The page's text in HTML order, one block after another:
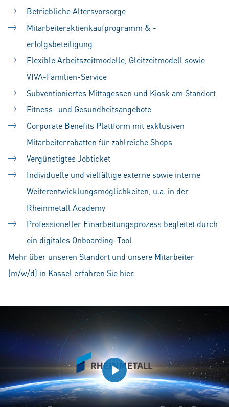
Betriebliche Altersvorsorge
Mitarbeiteraktienkaufprogramm & -
erfolgsbeteiligung
Flexible Arbeitszeitmodelle, Gleitzeitmodell sowie
VIVA-Familien-Service
Subventioniertes Mittagessen und Kiosk am Standort
Fitness- und Gesundheitsangebote
Corporate Benefits Plattform mit exklusiven
Mitarbeiterrabatten für zahlreiche Shops
Vergünstigtes Jobticket
Individuelle und vielfältige externe sowie interne
Weiterentwicklungsmöglichkeiten, u.a. in der
Rheinmetall Academy
Professioneller Einarbeitungsprozess begleitet durch
ein digitales Onboarding-Tool
Mehr über unseren Standort und unsere Mitarbeiter
(m/w/d) in Kassel erfahren Sie hier.
Play